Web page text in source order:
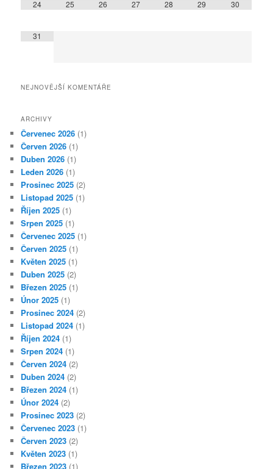
24 25 26 27 28 29 30
31
NEJNOVĚJŠÍ KOMENTÁŘE
ARCHIVY
Červenec 2026 (1)
Červen 2026 (1)
Duben 2026 (1)
Leden 2026 (1)
Prosinec 2025 (2)
Listopad 2025 (1)
Říjen 2025 (1)
Srpen 2025 (1)
Červenec 2025 (1)
Červen 2025 (1)
Květen 2025 (1)
Duben 2025 (2)
Březen 2025 (1)
Únor 2025 (1)
Prosinec 2024 (2)
Listopad 2024 (1)
Říjen 2024 (1)
Srpen 2024 (1)
Červen 2024 (2)
Duben 2024 (2)
Březen 2024 (1)
Únor 2024 (2)
Prosinec 2023 (2)
Červenec 2023 (1)
Červen 2023 (2)
Květen 2023 (1)
Březen 2023 (1)